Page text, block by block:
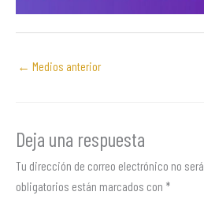
← Medios anterior
Deja una respuesta
Tu dirección de correo electrónico no
obligatorios están marcados con *